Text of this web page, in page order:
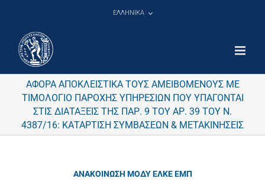
ΕΛΛΗΝΙΚΑ
ΑΦΟΡΑ ΑΠΟΚΛΕΙΣΤΙΚΑ ΤΟΥΣ ΑΜΕΙΒΟΜΕΝΟΥΣ ΜΕ
ΤΙΜΟΛΟΓΙΟ ΠΑΡΟΧΗΣ ΥΠΗΡΕΣΙΩΝ ΠΟΥ ΥΠΑΓΟΝΤΑΙ
ΣΤΙΣ ΔΙΑΤΑΞΕΙΣ ΤΗΣ ΠΑΡ. 9 ΤΟΥ ΑΡ. 39 ΤΟΥ Ν.
4387/16: ΚΑΤΑΡΤΙΣΗ ΣΥΜΒΑΣΕΩΝ & ΜΕΤΑΚΙΝΗΣΕΙΣ
ΑΝΑΚΟΙΝΩΣΗ ΜΟΔΥ ΕΛΚΕ ΕΜΠ